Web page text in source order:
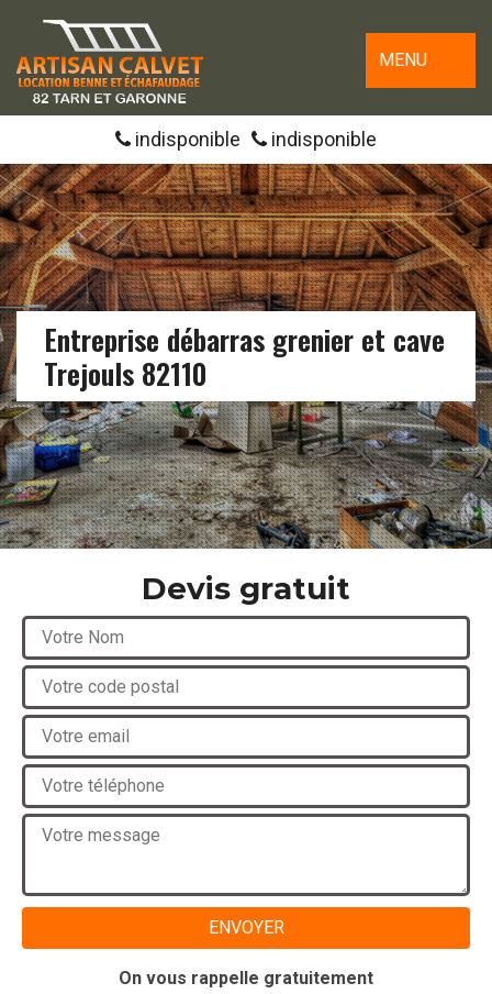
MENU
indisponible indisponible
Entreprise débarras grenier et cave
Trejouls 82110
Devis gratuit
On vous rappelle gratuitement